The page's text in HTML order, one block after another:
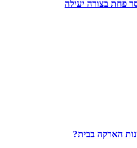
פחת בצורה יעילה
הארקה בבית?